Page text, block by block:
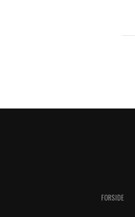
FORSIDE